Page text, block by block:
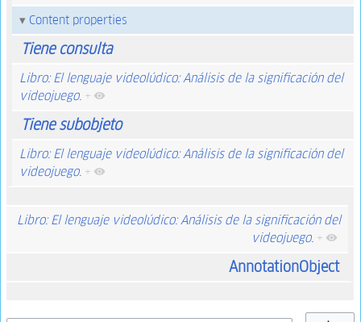
Content properties
Tiene consulta
Libro: El lenguaje videolúdico: Análisis de la significación del
videojuego. +
Tiene subobjeto
Libro: El lenguaje videolúdico: Análisis de la significación del
videojuego. +
Libro: El lenguaje videolúdico: Análisis de la significación del
videojuego. +
AnnotationObject